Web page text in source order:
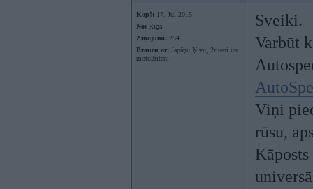
Kopš: 17. Jul 2015
No: Rīga
Ziņojumi: 254
Braucu ar: Japāņu Ņivu, 2riteni un
moto2riteni
Sveiki.
Varbūt
Viņi
rūsu,